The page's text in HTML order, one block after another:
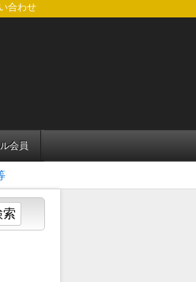
合わせ
会員